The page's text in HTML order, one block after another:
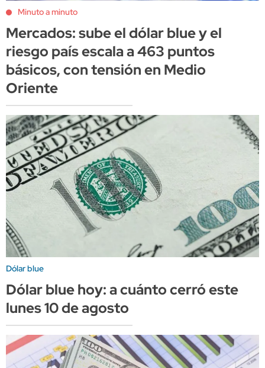
Minuto a minuto
Mercados: sube el dólar blue y el
riesgo país escala a 463 puntos
básicos, con tensión en Medio
Oriente
Dólar blue
Dólar blue hoy: a cuánto cerró este
lunes 10 de agosto